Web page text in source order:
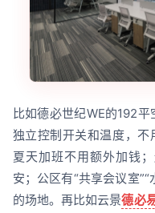
比如德必世纪WE的192
独立控制开关和温度，不
夏天加班不用额外加钱
安；公区有“共享会议室
的场地。再比如云景德必